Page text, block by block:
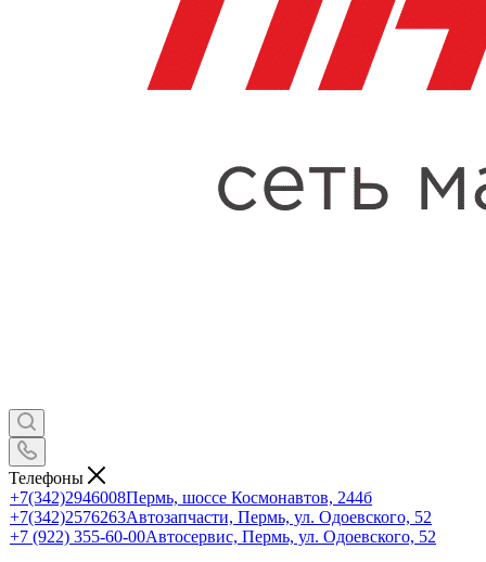
Телефоны
+7(342)2946008Пермь, шоссе Космонавтов, 244б
+7(342)2576263Автозапчасти, Пермь, ул. Одоевского, 52
+7 (922) 355-60-00Автосервис, Пермь, ул. Одоевского, 52